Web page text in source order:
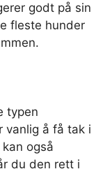
godt på sin
fleste hunder
typen
vanlig å få tak i
også
du den rett i